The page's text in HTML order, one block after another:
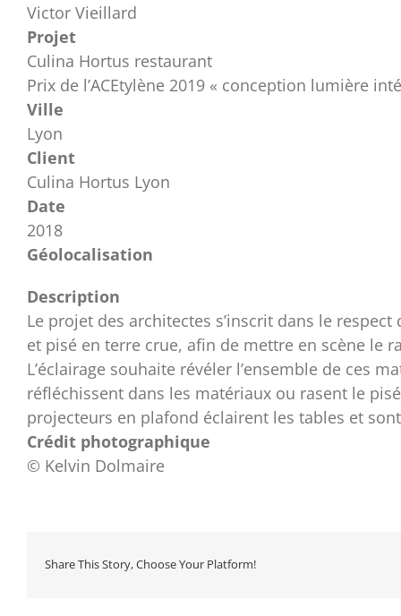
Victor Vieillard
Projet
Culina Hortus restaurant
Prix de l’ACEtylène 2019 « conception lumière
Ville
Lyon
Client
Culina Hortus Lyon
Date
2018
Géolocalisation
Description
Le projet des architectes s’inscrit dans le
et pisé en terre crue, afin de mettre en scène le
L’éclairage souhaite révéler l’ensemble de ces
réfléchissent dans les matériaux ou rasent le
projecteurs en plafond éclairent les tables et
Crédit photographique
© Kelvin Dolmaire
Share This Story, Choose Your Platform!